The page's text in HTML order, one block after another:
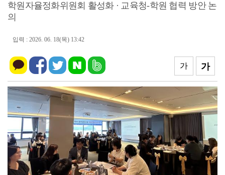
전남광주특별시, 해남 '400MW 태양광' 착공…SK하…
(재)전라남도청소년미래재단, 아동·청소년 범죄예방 캠페…
영암 가뭄 '비상'… 서삼석 농해수위원장, 현장 점검
광양시 광영도서관, "AI 작가" 길 위의 인문학
학원자율정화위원회 활성화 · 교육청-학원 협력 방안 논
의
입력 : 2026. 06. 18(목) 13:42
가
가